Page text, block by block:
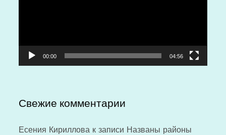
00:00 04:56
Свежие комментарии
Есения Кириллова к записи Названы районы